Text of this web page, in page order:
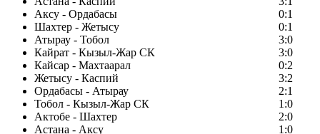
Аксу - Ордабасы
0:1
Шахтер - Жетысу
0:1
Атырау - Тобол
3:0
Кайрат - Кызыл-Жар СК
3:0
Кайсар - Махтаарал
0:2
Жетысу - Каспий
3:2
Ордабасы - Атырау
2:1
Тобол - Кызыл-Жар СК
1:0
Актобе - Шахтер
2:0
Астана - Аксу
1:0